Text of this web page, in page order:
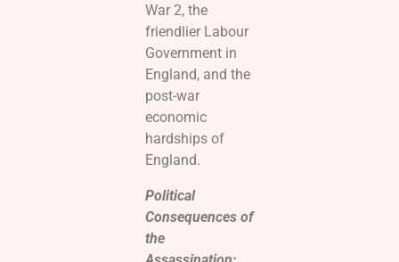
War 2, the
friendlier Labour
Government in
England, and the
post-war
economic
hardships of
England.
Political
Consequences of
the